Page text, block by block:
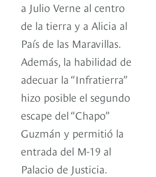
a Julio Verne al centro
de la tierra y a Alicia al
País de las Maravillas.
Además, la habilidad de
adecuar la “Infratierra”
hizo posible el segundo
escape del “Chapo”
Guzmán y permitió la
entrada del M-19 al
Palacio de Justicia.